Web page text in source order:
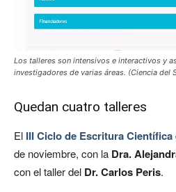
Los talleres son intensivos e interactivos y
investigadores de varias áreas. (Ciencia del
Quedan cuatro talleres
El III Ciclo de Escritura Científica
de noviembre, con la Dra.
con el taller del Dr. Carlos Peris.